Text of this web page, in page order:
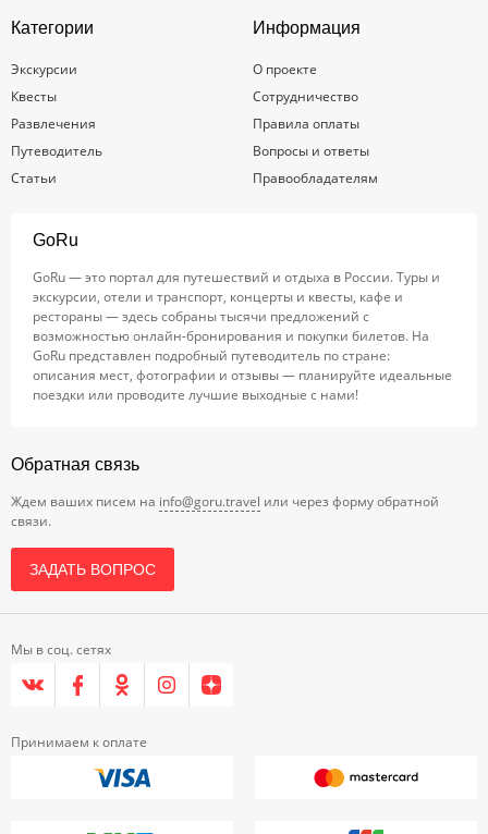
Категории
Экскурсии
Квесты
Развлечения
Путеводитель
Статьи
Информация
О проекте
Сотрудничество
Правила оплаты
Вопросы и ответы
Правообладателям
GoRu
GoRu — это портал для путешествий и отдыха в России. Туры и
экскурсии, отели и транспорт, концерты и квесты, кафе и
рестораны — здесь собраны тысячи предложений с
возможностью онлайн-бронирования и покупки билетов. На
GoRu представлен подробный путеводитель по стране:
описания мест, фотографии и отзывы — планируйте идеальные
поездки или проводите лучшие выходные с нами!
Обратная связь
Ждем ваших писем на info@goru.travel или через форму обратной
связи.
ЗАДАТЬ ВОПРОС
Мы в соц. сетях
Принимаем к оплате